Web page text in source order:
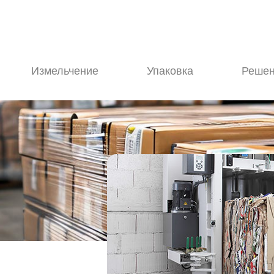
Измельчение Упаковка